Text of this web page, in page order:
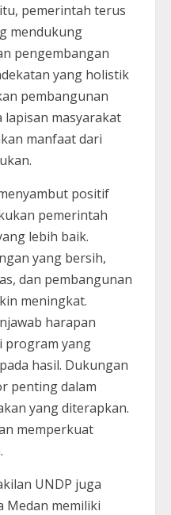
pemerintah terus
mendukung
pengembangan
yang holistik
pembangunan
lapisan masyarakat
manfaat dari
positif
pemerintah
lebih baik.
yang bersih,
dan pembangunan
meningkat.
harapan
program yang
hasil. Dukungan
penting dalam
yang diterapkan.
memperkuat
UNDP juga
Medan memiliki